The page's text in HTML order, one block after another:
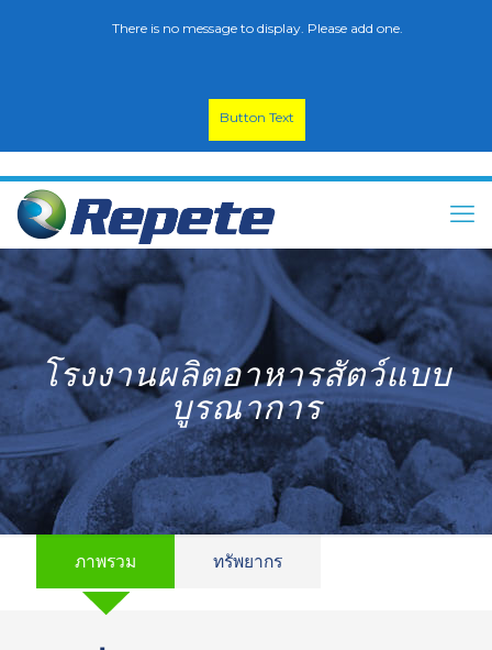
โรงงานผลิตอาหารสัตว์แบบ
บูรณาการ
ภาพรวม ทรัพยากร
There is no message to display. Please add one.
Button Text